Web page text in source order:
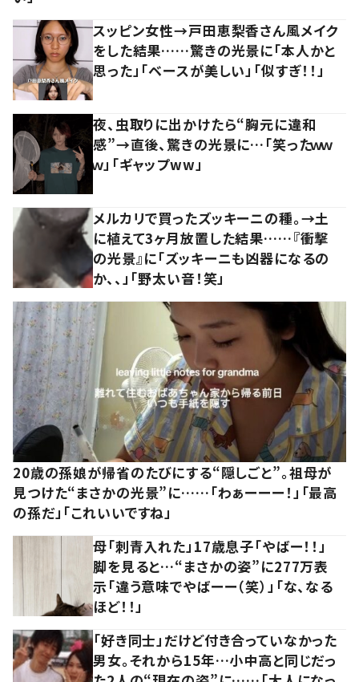
スッピン女性→戸田恵梨香さん風メイク
をした結果……驚きの光景に「本人かと
思った」「ベースが美しい」「似すぎ！！」
夜、虫取りに出かけたら“胸元に違和
感”→直後、驚きの光景に…「笑ったｗｗ
ｗ」「ギャップww」
メルカリで買ったズッキーニの種。→土
に植えて3ヶ月放置した結果……『衝撃
の光景』に「ズッキーニも凶器になるの
か、、」「野太い音！笑」
20歳の孫娘が帰省のたびにする“隠しごと”。祖母が
見つけた“まさかの光景”に……「わぁーーー！」「最高
の孫だ」「これいいですね」
母「刺青入れた」17歳息子「やばー！！」
脚を見ると…“まさかの姿”に277万表
示「違う意味でやばーー（笑）」「な、なる
ほど！！」
「好き同士」だけど付き合っていなかった
男女。それから15年…小中高と同じだっ